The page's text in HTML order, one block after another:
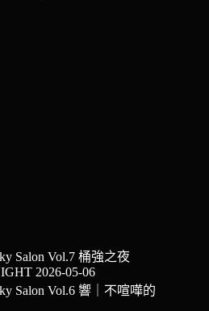
Salon Vol.7 桶強之夜
2026-05-06
Salon Vol.6 響｜不喧嘩的